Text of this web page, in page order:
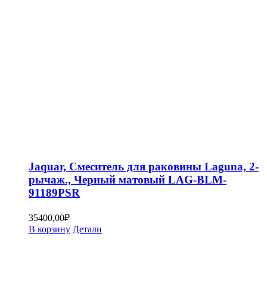
Jaquar, Смеситель для раковины Laguna, 2-
рычаж., Черный матовый LAG-BLM-
91189PSR
35400,00₽
В корзину Детали